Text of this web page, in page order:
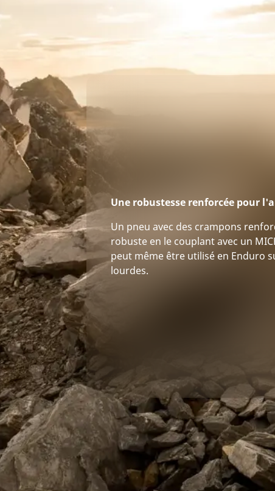
Une robustesse renforcée pour
Un pneu avec des crampons
robuste en le couplant avec un
peut même être utilisé en Enduro
lourdes.